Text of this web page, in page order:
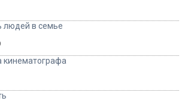
людей в семье
кинематографа